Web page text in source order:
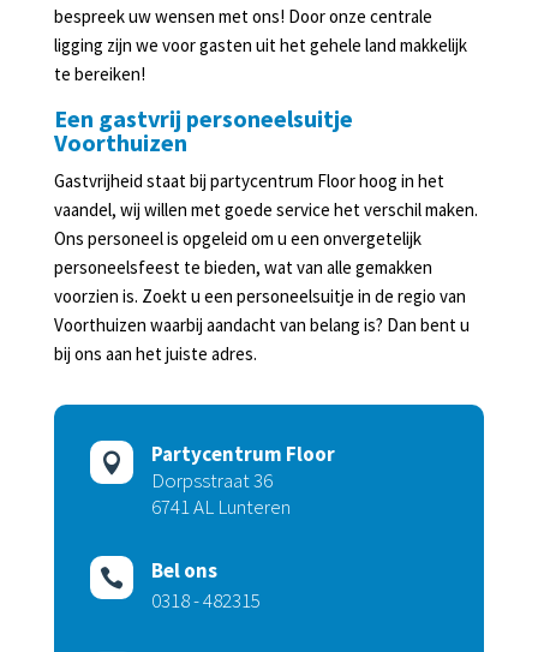
bespreek uw wensen met ons! Door onze centrale
ligging zijn we voor gasten uit het gehele land makkelijk
te bereiken!
Een gastvrij personeelsuitje
Voorthuizen
Gastvrijheid staat bij partycentrum Floor hoog in het
vaandel, wij willen met goede service het verschil maken.
Ons personeel is opgeleid om u een onvergetelijk
personeelsfeest te bieden, wat van alle gemakken
voorzien is. Zoekt u een personeelsuitje in de regio van
Voorthuizen waarbij aandacht van belang is? Dan bent u
bij ons aan het juiste adres.

Partycentrum Floor
Dorpsstraat 36
6741 AL Lunteren

Bel ons
0318 - 482315